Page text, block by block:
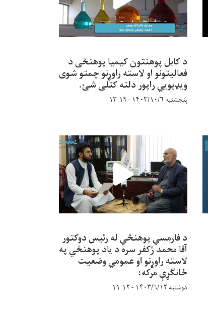
د کابل پوهنتون کیمیا پوهنځی د
فعالیتونو او لاسته راوړنو چمتو شوی
ویډیویي راپور دلته کتلی شئ.
پنجشنبه ۱۴۰۳/۱۰/۶ - ۱۳:۱۹
د فارمسي پوهنځي له رئیس دوکتور
آقا محمد ژکفر سره د یاد پوهنځي په
لاسته راوړنو او عمومي وضعیت
ځانګړې مرکه:
دوشنبه ۱۴۰۳/۶/۱۲ - ۱۱:۱۲